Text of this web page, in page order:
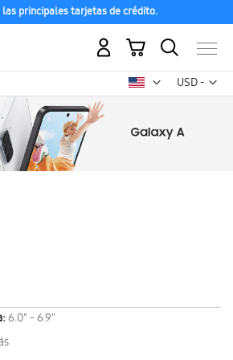
principales tarjetas de crédito.
USD -
dólar
Mi carrito
6.0" - 6.9"